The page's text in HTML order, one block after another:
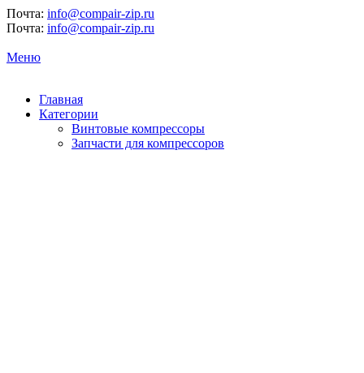
Почта: info@compair-zip.ru
Почта: info@compair-zip.ru
Меню
Главная
Категории
Винтовые компрессоры
Запчасти для компрессоров